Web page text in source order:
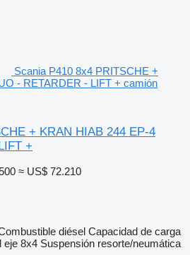
Scania P410 8x4 PRITSCHE +
- RETARDER - LIFT + camión
+ KRAN HIAB 244 EP-4
+
≈ US$ 72.210
diésel Capacidad de carga
eje 8x4 Suspensión resorte/neumática